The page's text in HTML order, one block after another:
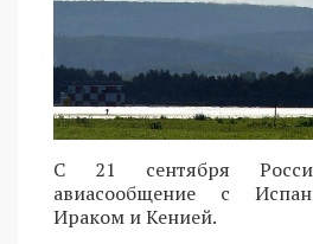
C 21 сентября
авиасообщение с
Ираком и Кенией.